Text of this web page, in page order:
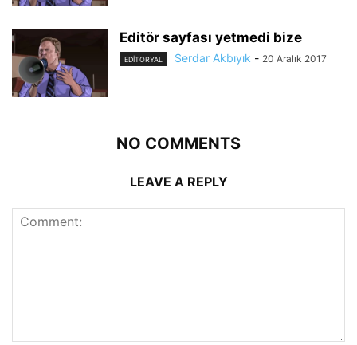
Editör sayfası yetmedi bize
EDİTORYAL Serdar Akbıyık - 20 Aralık 2017
NO COMMENTS
LEAVE A REPLY